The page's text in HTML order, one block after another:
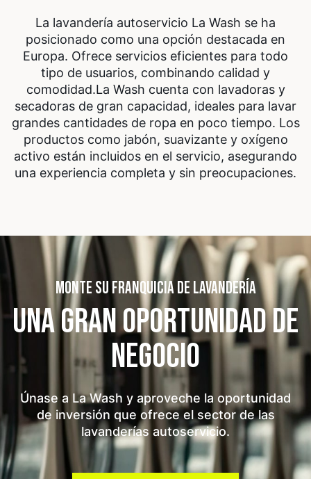
La lavandería autoservicio La Wash se ha
posicionado como una opción destacada en
Europa. Ofrece servicios eficientes para todo
tipo de usuarios, combinando calidad y
comodidad.La Wash cuenta con lavadoras y
secadoras de gran capacidad, ideales para lavar
grandes cantidades de ropa en poco tiempo. Los
productos como jabón, suavizante y oxígeno
activo están incluidos en el servicio, asegurando
una experiencia completa y sin preocupaciones.
MONTE SU FRANQUICIA DE LAVANDERÍA
UNA GRAN OPORTUNIDADDE
NEGOCIO
Únase a La Wash y aproveche la oportunidad
de inversión que ofrece el sector de las
lavanderías autoservicio.